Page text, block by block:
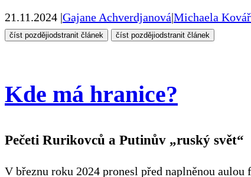
21.11.2024 |Gajane Achverdjanová|Michaela
číst pozdějiodstranit článek číst pozdějiodstranit článek
Kde má hranice?
Pečeti Rurikovců a Putinův „ruský svět“
V březnu roku 2024 pronesl před naplněnou